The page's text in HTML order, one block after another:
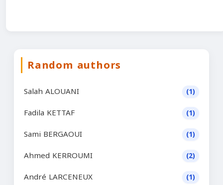
Random authors
Salah ALOUANI (1)
Fadila KETTAF (1)
Sami BERGAOUI (1)
Ahmed KERROUMI (2)
André LARCENEUX (1)